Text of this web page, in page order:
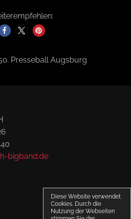
Presseball Augsburg
bigband.de
Diese Website verwendet
Cookies. Durch die
Nutzung der Webseiten